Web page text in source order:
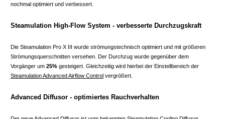
nochmal optimiert und verbessert.
Steamulation High-Flow System - verbesserte Durchzugskraft
Die Steamulation Pro X III wurde strömungstechnisch optimiert und mit größeren
Strömungsquerschnitten versehen. Der Durchzug wurde gegenüber dem
Vorgänger um 25% gesteigert. Gleichzeitig wird hierbei der Einstellbereich der
Steamulation Advanced Airflow Control vergrößert.
Advanced Diffusor - optimiertes Rauchverhalten